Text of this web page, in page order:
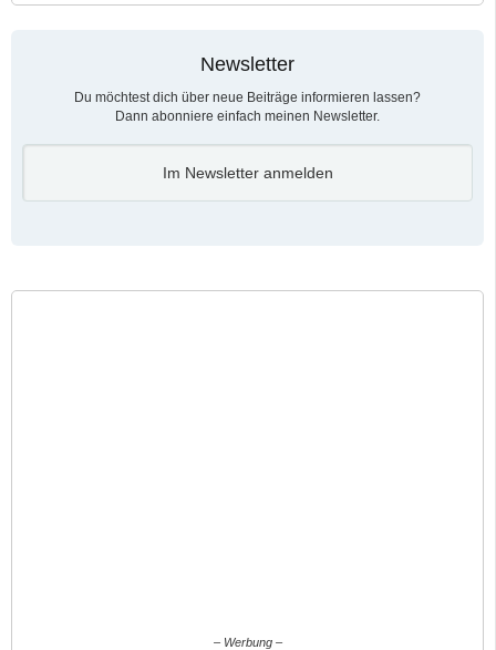
Newsletter
Du möchtest dich über neue Beiträge informieren lassen?
Dann abonniere einfach meinen Newsletter.
Im Newsletter anmelden
– Werbung –